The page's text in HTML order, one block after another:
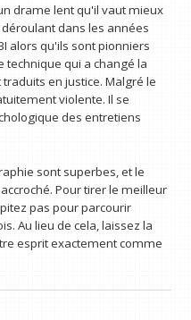
drame lent qu'il vaut mieux
dans les années
alors qu'ils sont pionniers
qui a changé la
en justice. Malgré le
violente. Il se
des entretiens
sont superbes, et le
Pour tirer le meilleur
pas pour parcourir
Au lieu de cela, laissez la
esprit exactement comme